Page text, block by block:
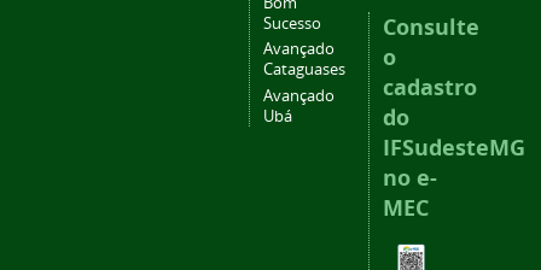
Sucesso
Avançado
Cataguases
Avançado
Ubá
Consulte
o
cadastro
do
IFSudesteMG
no e-
MEC